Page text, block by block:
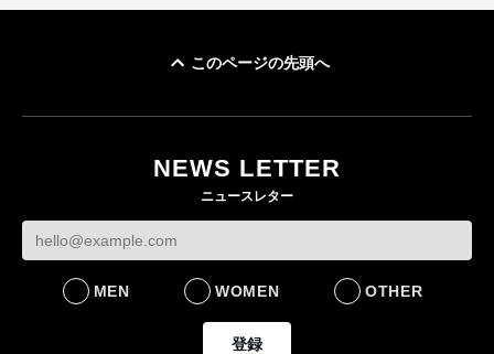
このページの先頭へ
NEWS LETTER
ニュースレター
MEN WOMEN OTHER
登録